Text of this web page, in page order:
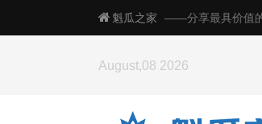
魁瓜之家 ——分享最具价值
August,08 2026